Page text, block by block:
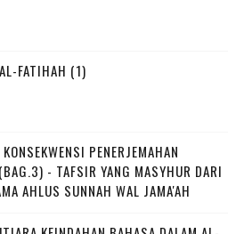
FATIHAH (1)
PENERJEMAHAN
- TAFSIR YANG MASYHUR DARI
AHLUS SUNNAH WAL JAMA'AH